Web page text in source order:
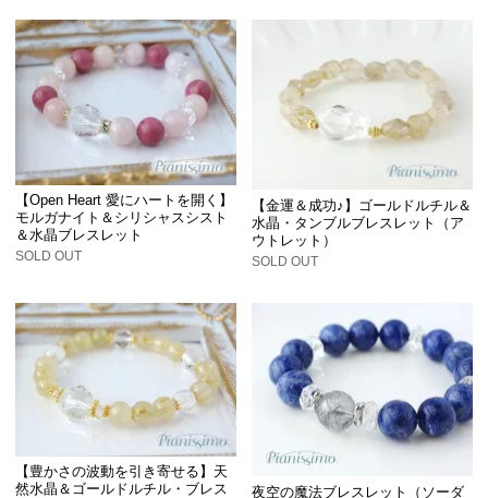
【Open Heart 愛にハートを開く】
モルガナイト＆シリシャスシスト
＆水晶ブレスレット
SOLD OUT
【金運＆成功♪】ゴールドルチル＆
水晶・タンブルブレスレット（ア
ウトレット）
SOLD OUT
【豊かさの波動を引き寄せる】天
然水晶＆ゴールドルチル・ブレス
夜空の魔法ブレスレット（ソーダ